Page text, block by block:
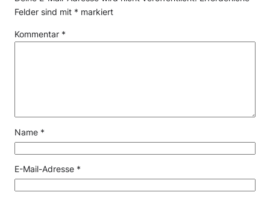
Felder sind mit * markiert
Kommentar *
Name *
E-Mail-Adresse *